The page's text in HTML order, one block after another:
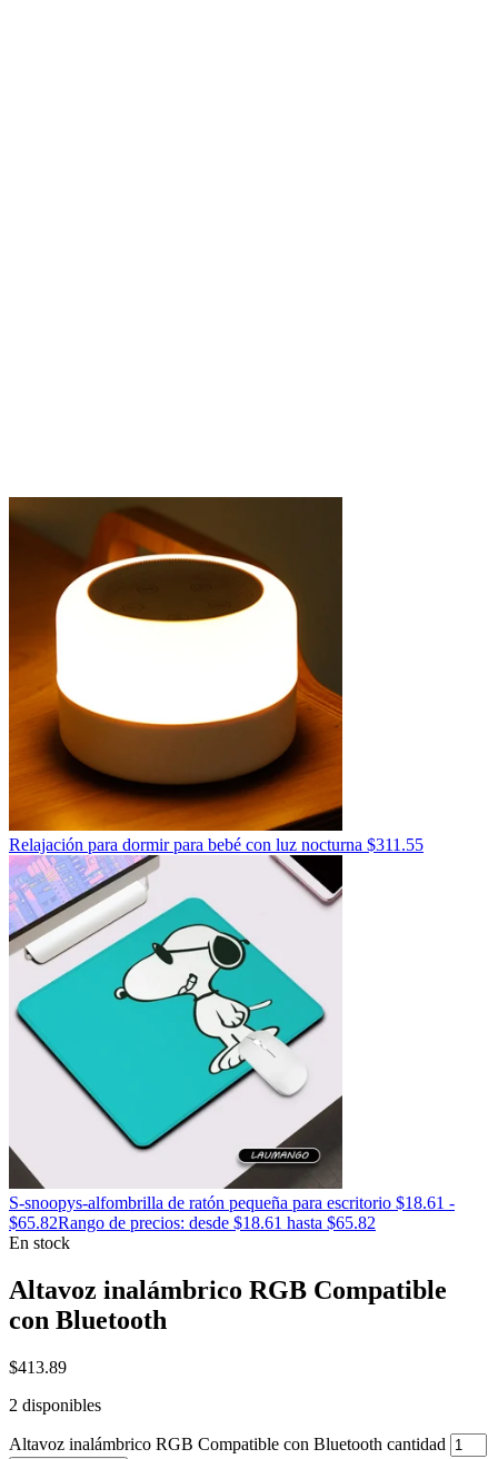
Relajación para dormir para bebé con luz nocturna $311.55
S-snoopys-alfombrilla de ratón pequeña para escritorio $18.61 -
$65.82Rango de precios: desde $18.61 hasta $65.82
En stock
Altavoz inalámbrico RGB Compatible
con Bluetooth
$413.89
2 disponibles
Altavoz inalámbrico RGB Compatible con Bluetooth cantidad